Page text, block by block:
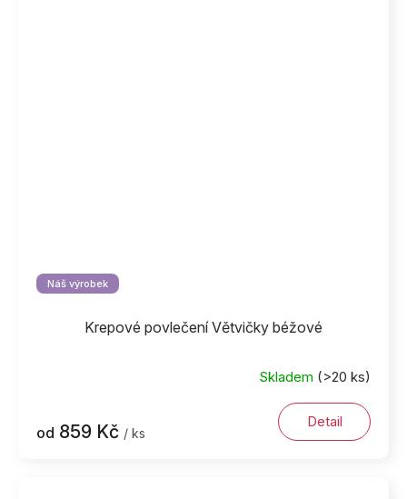
Náš výrobek
Krepové povlečení Větvičky béžové
Skladem (>20 ks)
od 859 Kč / ks
Detail